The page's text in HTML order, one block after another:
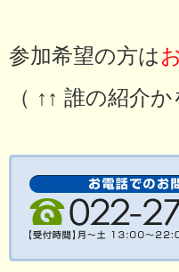
参加希望の方は
（ ↑↑ 誰の紹介